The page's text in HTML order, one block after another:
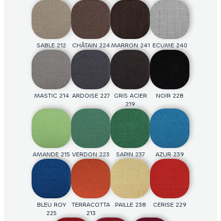
SABLE 212 CHÂTAIN 224MARRON 241 ECUME 240
MASTIC 214 ARDOISE 227
GRIS ACIER
219
NOIR 228
AMANDE 215 VERDON 223 SAPIN 237 AZUR 239
BLEU ROY
225
TERRACOTTA
213
PAILLE 238 CERISE 229
J159 J181 J126 J162
J156 J50 J148 J124
J192 J172 J169 J11
J134 J19
unserem Stoff „La Toile“ Leinwand.
218
CHOCOLAT
234
MANDARINE
010
ORANGE 221 ROUGE 031
BRIQUE 025 PRUNE 015
GROSEILLE
217
FUCHSIA
004
EBENE 099
PISTACHE
026
POMME 231 SAUGE 2034
D921 D932 D309 D935
D934 D319 D303 D931
D336 D451 D943 D944
D427 D428 D942 D941